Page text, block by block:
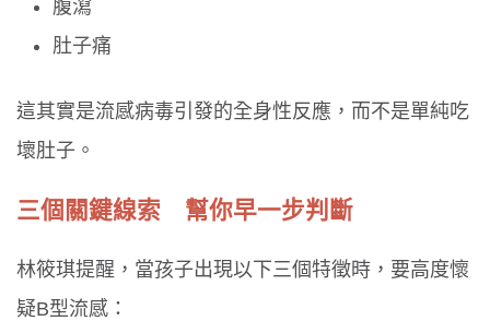
腹瀉
肚子痛
這其實是流感病毒引發的全身性反應，而不是單純吃
壞肚子。
三個關鍵線索 幫你早一步判斷
林筱琪提醒，當孩子出現以下三個特徵時，要高度懷
疑B型流感：